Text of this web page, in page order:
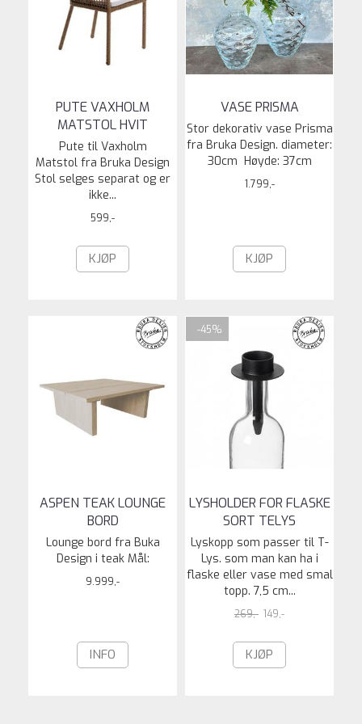
PUTE VAXHOLM
MATSTOL HVIT
Pute til Vaxholm
Matstol fra Bruka Design
Stol selges separat og er
ikke...
599,-
KJØP
VASE PRISMA
Stor dekorativ vase Prisma
fra Bruka Design. diameter:
30cm Høyde: 37cm
1.799,-
KJØP
ASPEN TEAK LOUNGE
BORD
Lounge bord fra Buka
Design i teak Mål:
9.999,-
INFO
-45%
LYSHOLDER FOR FLASKE
SORT TELYS
Lyskopp som passer til T-
Lys. som man kan ha i
flaske eller vase med smal
topp. 7,5 cm...
269,- 149,-
KJØP